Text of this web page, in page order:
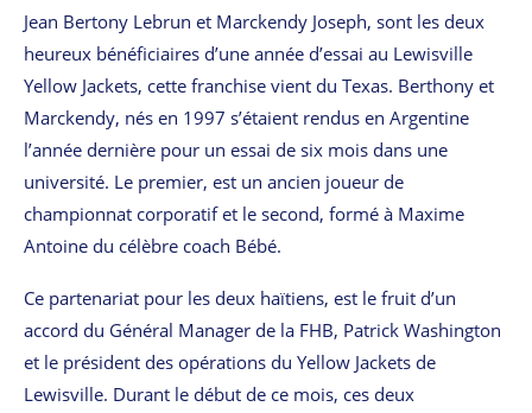
Jean Bertony Lebrun et Marckendy Joseph, sont les deux
heureux bénéficiaires d’une année d’essai au Lewisville
Yellow Jackets, cette franchise vient du Texas. Berthony et
Marckendy, nés en 1997 s’étaient rendus en Argentine
l’année dernière pour un essai de six mois dans une
université. Le premier, est un ancien joueur de
championnat corporatif et le second, formé à Maxime
Antoine du célèbre coach Bébé.
Ce partenariat pour les deux haïtiens, est le fruit d’un
accord du Général Manager de la FHB, Patrick Washington
et le président des opérations du Yellow Jackets de
Lewisville. Durant le début de ce mois, ces deux